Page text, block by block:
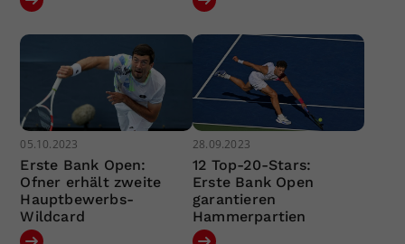
05.10.2023
Erste Bank Open:
Ofner erhält zweite
Hauptbewerbs-
Wildcard
28.09.2023
12 Top-20-Stars:
Erste Bank Open
garantieren
Hammerpartien